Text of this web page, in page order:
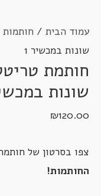
עמוד הבית / חותמות
שונות במכשיר 1
שונות
₪120.00
צפו בסרטון של
החותמות!